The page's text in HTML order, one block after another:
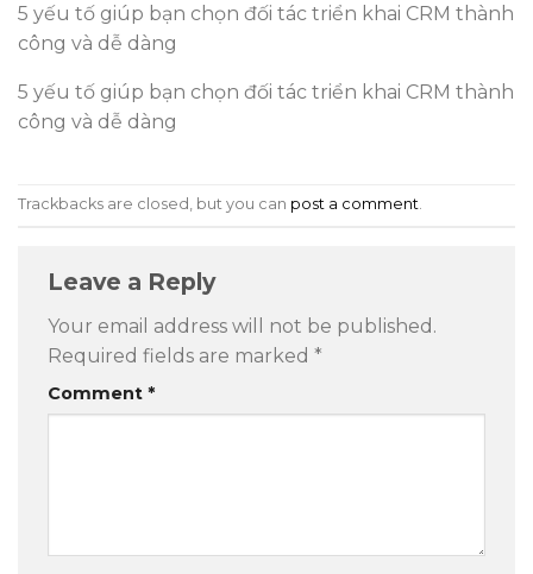
5 yếu tố giúp bạn chọn đối tác triển khai CRM thành
công và dễ dàng
5 yếu tố giúp bạn chọn đối tác triển khai CRM thành
công và dễ dàng
Trackbacks are closed, but you can post a comment.
Leave a Reply
Your email address will not be published.
Required fields are marked *
Comment *